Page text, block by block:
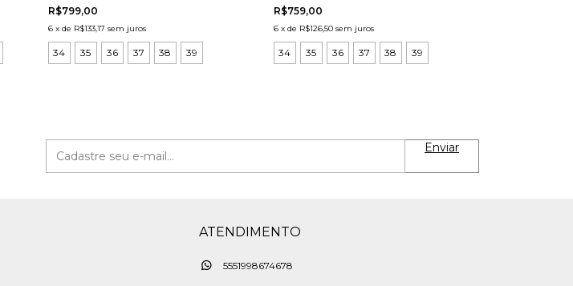
R$799,00
6 x de R$133,17 sem juros
34 35 36 37 38 39
R$759,00
6 x de R$126,50 sem juros
34 35 36 37 38 39
ATENDIMENTO
5551998674678